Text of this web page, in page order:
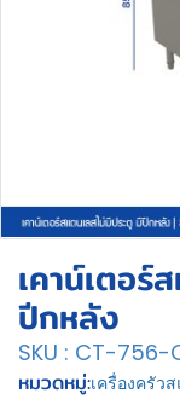
เคาน์เตอร์
ปีกหลัง
SKU : CT-756-
หมวดหมู่:เครื่องครัว